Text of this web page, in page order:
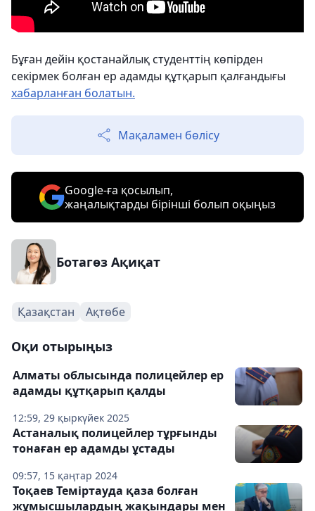
Бұған дейін қостанайлық студенттің көпірден
секірмек болған ер адамды құтқарып қалғандығы
хабарланған болатын.
Мақаламен бөлісу
Google-ға қосылып,
жаңалықтарды бірінші болып оқыңыз
Ботагөз Ақиқат
Қазақстан Ақтөбе
Оқи отырыңыз
12:59, 29 қыркүйек 2025
Алматы облысында полицейлер ер
адамды құтқарып қалды
09:57, 15 қаңтар 2024
Астаналық полицейлер тұрғынды
тонаған ер адамды ұстады
Тоқаев Теміртауда қаза болған
жұмысшылардың жақындары мен